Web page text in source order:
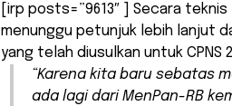
[irp posts=”9613″ ] Secara
menunggu petunjuk lebih lanjut
yang telah diusulkan untuk CPNS
“Karena kita baru sebatas
ada lagi dari MenPan-RB